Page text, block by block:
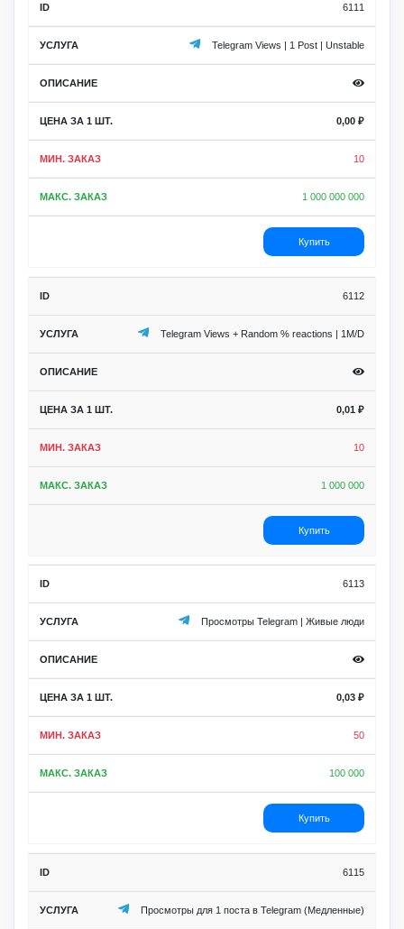
6111
Telegram Views | 1 Post | Unstable
0,00 ₽
10
1 000 000 000
Купить
6112
Telegram Views + Random % reactions | 1M/D
0,01 ₽
10
1 000 000
Купить
6113
Просмотры Telegram | Живые люди
0,03 ₽
50
100 000
Купить
6115
Просмотры для 1 поста в Telegram (Медленные)